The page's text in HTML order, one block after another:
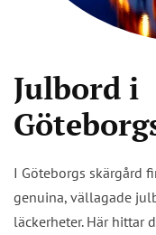
Julbord i
I Göteborgs skärgård
genuina, vällagade
läckerheter. Här hittar